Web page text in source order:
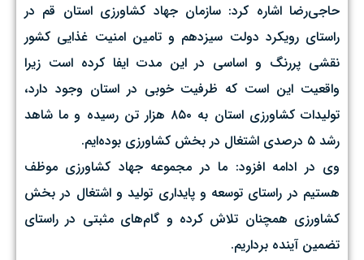
حاجی‌رضا اشاره کرد: سازمان جهاد کشاورزی استان قم در
راستای رویکرد دولت سیزدهم و تامین امنیت غذایی کشور
نقشی پررنگ و اساسی در این مدت ایفا کرده است زیرا
واقعیت این است که ظرفیت خوبی در استان وجود دارد،
تولیدات کشاورزی استان به ۸۵۰ هزار تن رسیده و ما شاهد
رشد ۵ درصدی اشتغال در بخش کشاورزی بوده‌ایم.
وی در ادامه افزود: ما در مجموعه جهاد کشاورزی موظف
هستیم در راستای توسعه و پایداری تولید و اشتغال در بخش
کشاورزی همچنان تلاش کرده و گام‌های مثبتی در راستای
تضمین آینده برداریم.